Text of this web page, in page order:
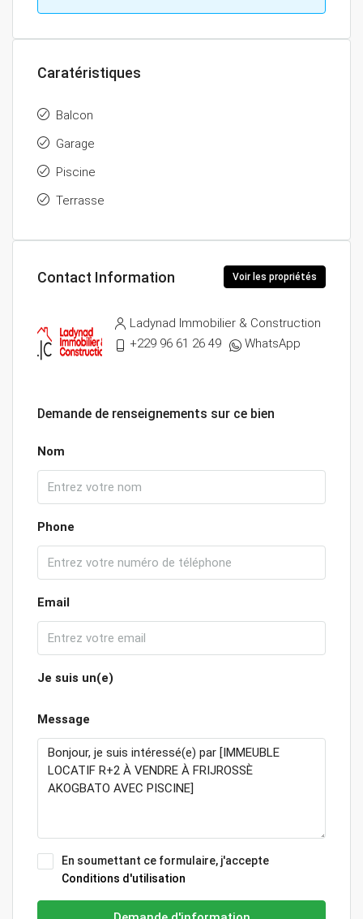
Caratéristiques
Balcon
Garage
Piscine
Terrasse
Contact Information Voir les propriétés
Ladynad Immobilier & Construction
+229 96 61 26 49
WhatsApp
Demande de renseignements sur ce bien
Nom
Phone
Email
Je suis un(e)
Message
En soumettant ce formulaire, j'accepte
Conditions d'utilisation